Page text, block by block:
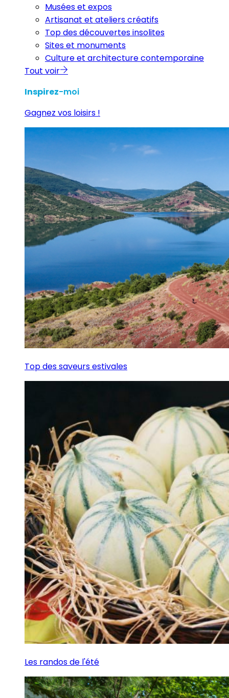
Musées et expos
Artisanat et ateliers créatifs
Top des découvertes insolites
Sites et monuments
Culture et architecture contemporaine
Tout voir
Inspirez-moi
Gagnez vos loisirs !
Top des saveurs estivales
Les randos de l'été